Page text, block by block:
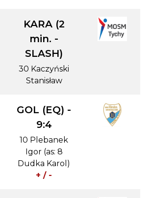
KARA (2
min. -
SLASH)
30 Kaczyński
Stanisław
GOL (EQ) -
9:4
10 Plebanek
Igor (as: 8
Dudka Karol)
+ / -